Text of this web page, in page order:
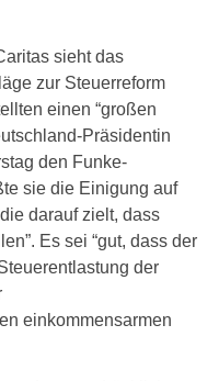
sieht das
zur Steuerreform
einen “großen
Präsidentin
den Funke-
sie die Einigung auf
darauf zielt, dass
Es sei “gut, dass der
der
einkommensarmen